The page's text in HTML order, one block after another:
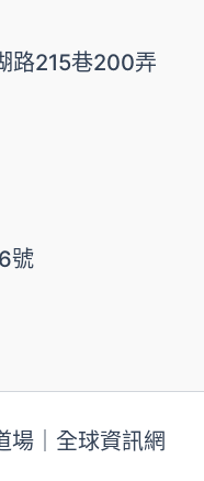
路215巷200弄
號
｜全球資訊網